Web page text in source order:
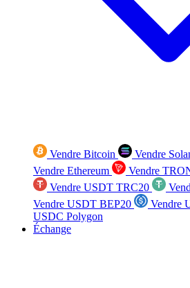
Vendre Bitcoin Vendre
Vendre Ethereum
Vendre
Vendre USDT TRC20
Vendre USDT BEP20
Vendre
USDC Polygon
Échange